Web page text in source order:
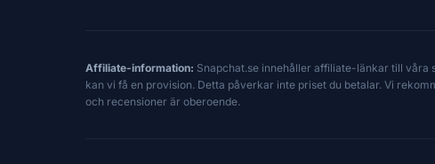
Affiliate-information: Snapchat.se innehåller affiliate-länkar till våra
kan vi få en provision. Detta påverkar inte priset du betalar. Vi
och recensioner är oberoende.